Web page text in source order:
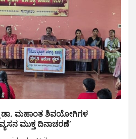
ಡಾ. ಮಹಾಂತ ಶಿವಯೋಗಿಗಳ
ಮುಕ್ತ ದಿನಾಚರಣೆ’